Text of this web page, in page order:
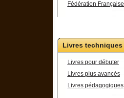
Fédération Française
Livres techniques
Livres pour débuter
Livres plus avancés
Livres pédagogiques